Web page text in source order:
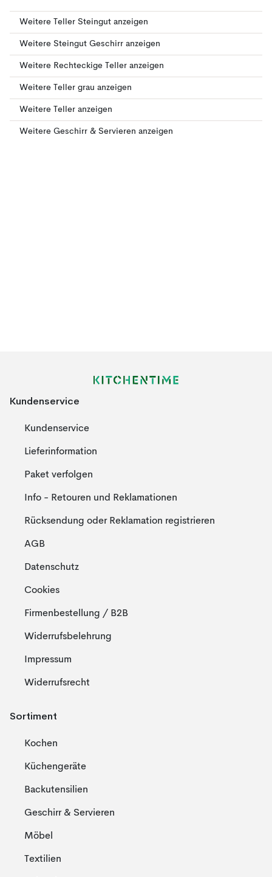
Weitere Teller Steingut anzeigen
Weitere Steingut Geschirr anzeigen
Weitere Rechteckige Teller anzeigen
Weitere Teller grau anzeigen
Weitere Teller anzeigen
Weitere Geschirr & Servieren anzeigen
Kundenservice
Kundenservice
Lieferinformation
Paket verfolgen
Info - Retouren und Reklamationen
Rücksendung oder Reklamation registrieren
AGB
Datenschutz
Cookies
Firmenbestellung / B2B
Widerrufsbelehrung
Impressum
Widerrufsrecht
Sortiment
Kochen
Küchengeräte
Backutensilien
Geschirr & Servieren
Möbel
Textilien